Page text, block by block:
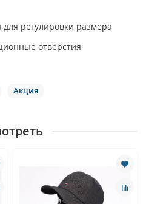
для регулировки размера
отверстия
Акция